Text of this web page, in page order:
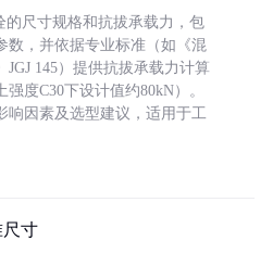
的尺寸规格和抗拔承载力，包
数，并依据专业标准（如《混
145）提供抗拔承载力计算
度C30下设计值约80kN）。
响因素及选型建议，适用于工
尺寸